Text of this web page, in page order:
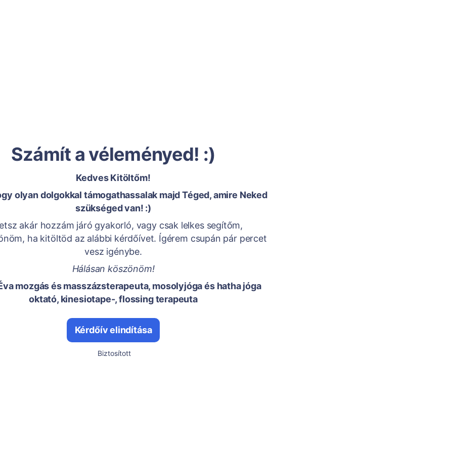
Számít a véleményed! :)
Kedves Kitöltőm!
olyan dolgokkal támogathassalak majd Téged, amire Neked
szükséged van! :)
akár hozzám járó gyakorló, vagy csak lelkes segítőm,
ha kitöltöd az alábbi kérdőívet. Ígérem csupán pár percet
vesz igénybe.
Hálásan köszönöm!
mozgás és masszázsterapeuta, mosolyjóga és hatha jóga
oktató, kinesiotape-, flossing terapeuta
Kérdőív elindítása
Biztosított